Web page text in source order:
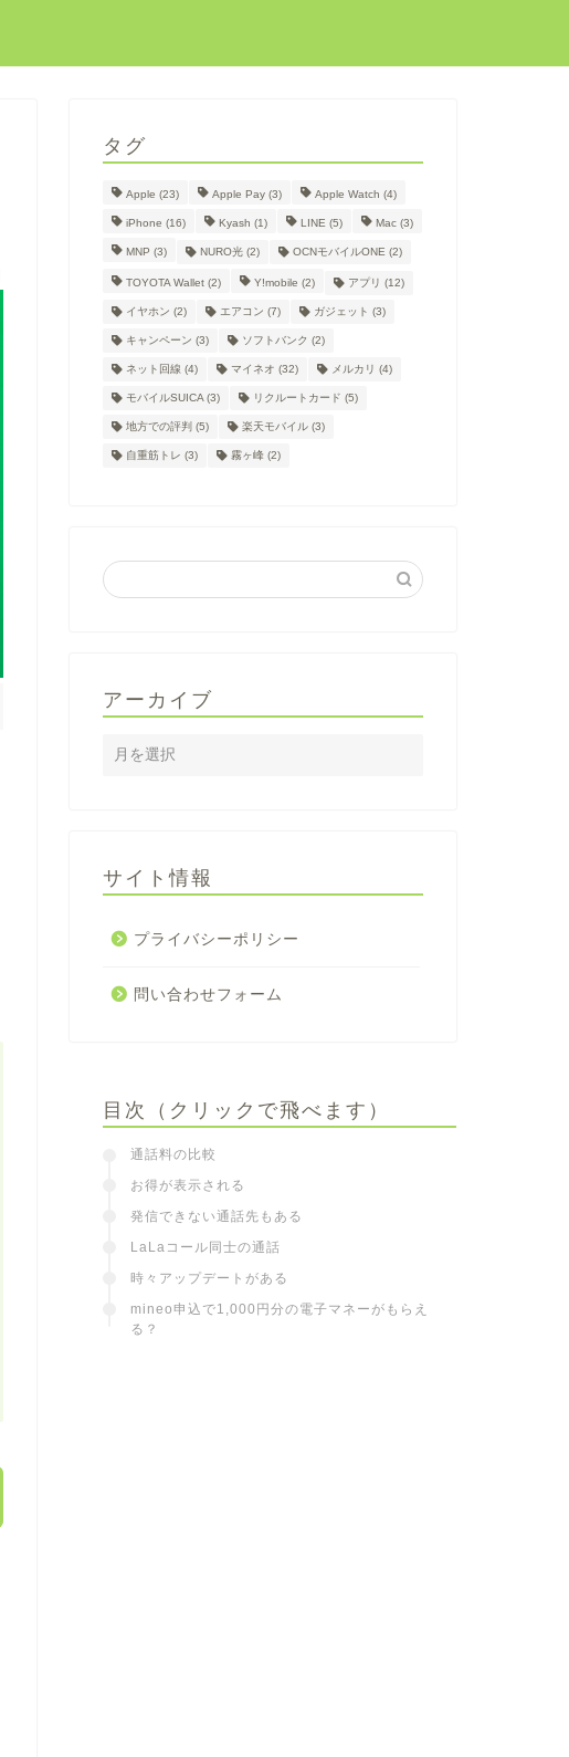
タグ
Apple (23) Apple Pay(3) Apple Watch (4)
iPhone (16) Kyash (1) LINE (5) Mac(3)
MNP (3) NURO光(2) OCNモバイルONE (2)
TOYOTA Wallet(2) Y!mobile (2) アプリ (12)
イヤホン (2) エアコン (7) ガジェット (3)
キャンペーン (3) ソフトバンク (2)
ネット回線 (4) マイネオ (32) メルカリ (4)
モバイルSUICA(3) リクルートカード (5)
地方での評判 (5) 楽天モバイル(3)
自重筋トレ (3) 霧ヶ峰(2)
アーカイブ
サイト情報
プライバシーポリシー
問い合わせフォーム
目次（クリックで飛べます）
通話料の比較
お得が表示される
発信できない通話先もある
LaLaコール同士の通話
時々アップデートがある
mineo申込で1,000円分の電子マネーがもらえ
る？